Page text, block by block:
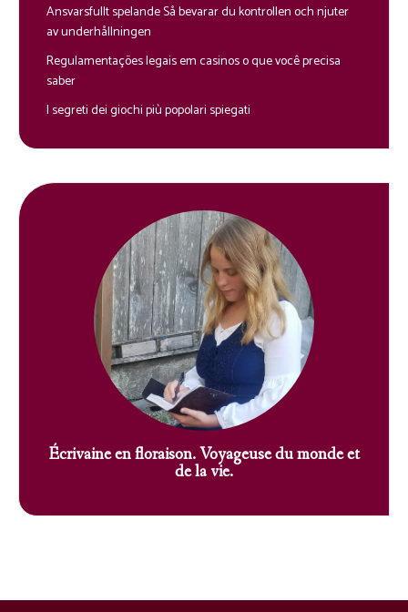
Ansvarsfullt spelande Så bevarar du kontrollen och njuter
av underhållningen
Regulamentações legais em casinos o que você precisa
saber
I segreti dei giochi più popolari spiegati
Écrivaine en floraison. Voyageuse du monde et
de la vie.